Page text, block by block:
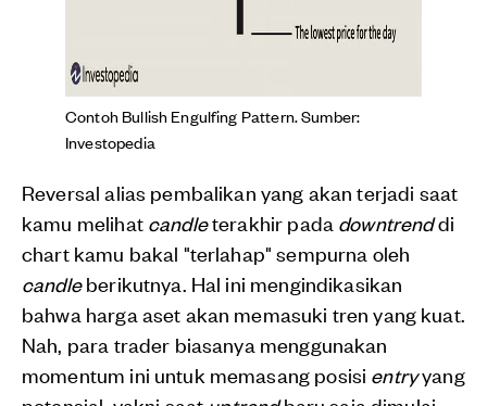
Contoh Bullish Engulfing Pattern. Sumber:
Investopedia
Reversal alias pembalikan yang akan terjadi saat
kamu melihat candleterakhir pada downtrenddi
chart kamu bakal "terlahap" sempurna oleh
candleberikutnya. Hal ini mengindikasikan
bahwa harga aset akan memasuki tren yang kuat.
Nah, para trader biasanya menggunakan
momentum ini untuk memasang posisi entryyang